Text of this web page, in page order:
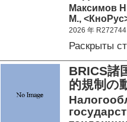
Максимов
М.,
2026 年 R272744
Раскрыты
BRICS諸
的規制